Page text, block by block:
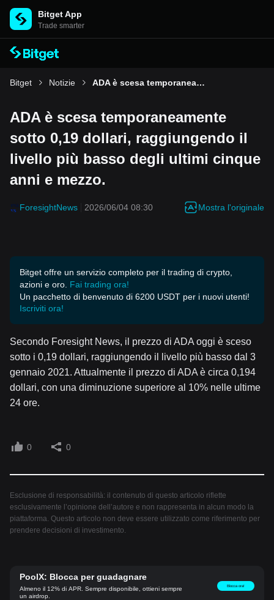
Bitget App
Trade smarter
Bitget Notizie ADA è scesa temporaneamente sotto 0,19 dollari, raggiungendo il livello più basso degli ultimi cinque anni e mezzo.
ADA è scesa temporaneamente
sotto 0,19 dollari, raggiungendo il
livello più basso degli ultimi cinque
anni e mezzo.
ForesightNews 2026/06/04 08:30 Mostra l'originale
Bitget offre un servizio completo per il trading di crypto,
azioni e oro. Fai trading ora!
Un pacchetto di benvenuto di 6200 USDT per i nuovi utenti!
Iscriviti ora!
Secondo Foresight News, il prezzo di ADA oggi è sceso
sotto i 0,19 dollari, raggiungendo il livello più basso dal 3
gennaio 2021. Attualmente il prezzo di ADA è circa 0,194
dollari, con una diminuzione superiore al 10% nelle ultime
24 ore.
0 0
Esclusione di responsabilità: il contenuto di questo articolo riflette
esclusivamente l’opinione dell’autore e non rappresenta in alcun modo la
piattaforma. Questo articolo non deve essere utilizzato come riferimento per
prendere decisioni di investimento.
PoolX: Blocca per guadagnare
Almeno il 12% di APR. Sempre disponibile, ottieni sempre
un airdrop.
Blocca ora!